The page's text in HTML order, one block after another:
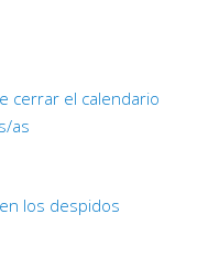
cerrar el calendario
as
los despidos